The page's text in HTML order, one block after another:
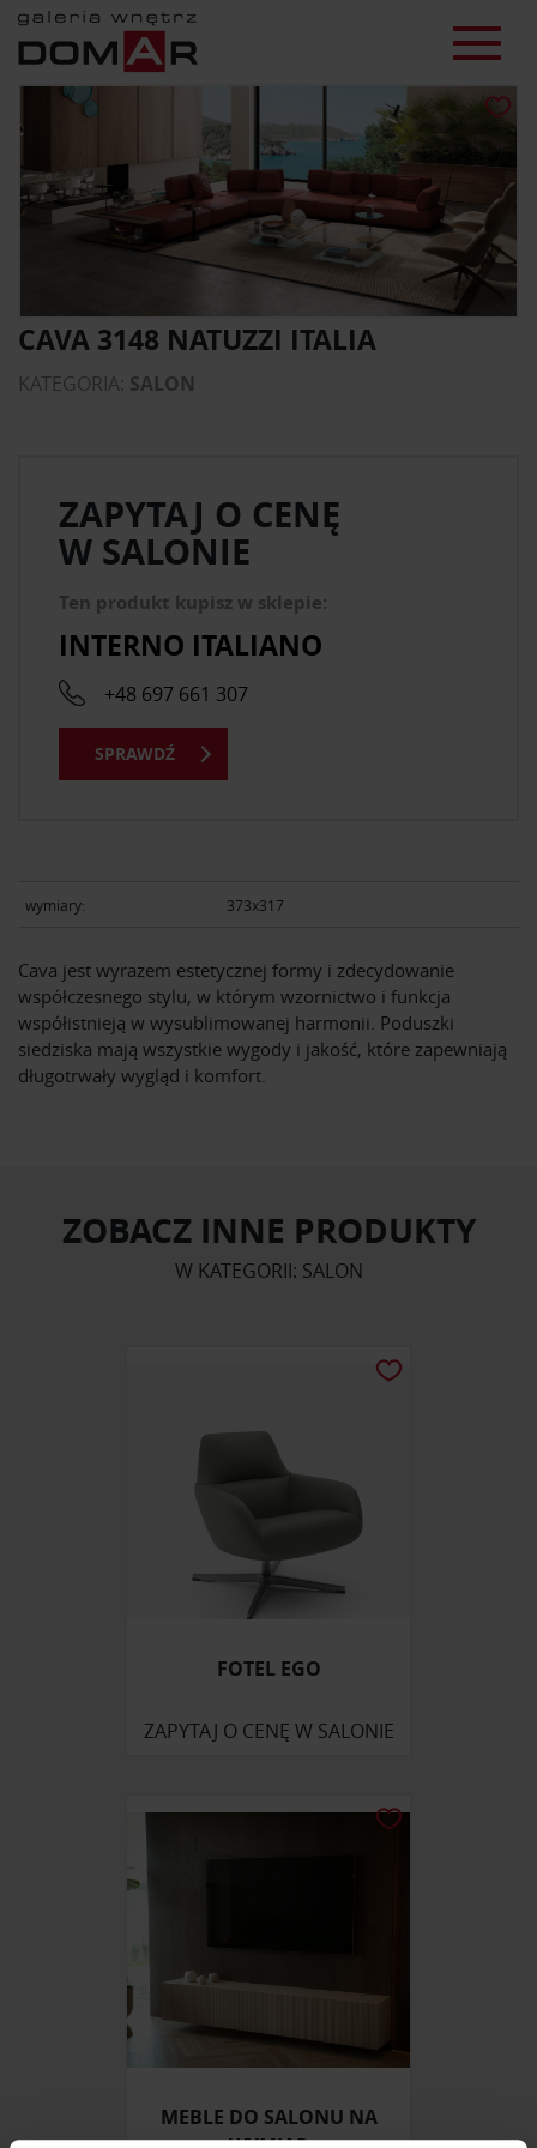
CAVA 3148 NATUZZI ITALIA
KATEGORIA: SALON
wymiary: 373x317
Cava jest wyrazem estetycznej formy i zdecydowanie
współczesnego stylu, w którym wzornictwo i funkcja
współistnieją w wysublimowanej harmonii. Poduszki
siedziska mają wszystkie wygody i jakość, które zapewniają
długotrwały wygląd i komfort.
ZAPYTAJ O CENĘ
W SALONIE
Ten produkt kupisz w sklepie:
INTERNO ITALIANO
+48 697 661 307
SPRAWDŹ
ZOBACZ INNE PRODUKTY
W KATEGORII: SALON
FOTEL EGO
ZAPYTAJ O CENĘ W SALONIE
MEBLE DO SALONU NA